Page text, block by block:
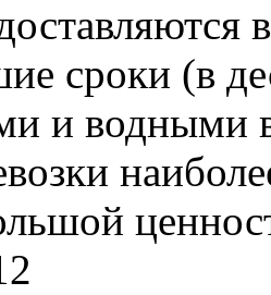
сроки (в
и водными